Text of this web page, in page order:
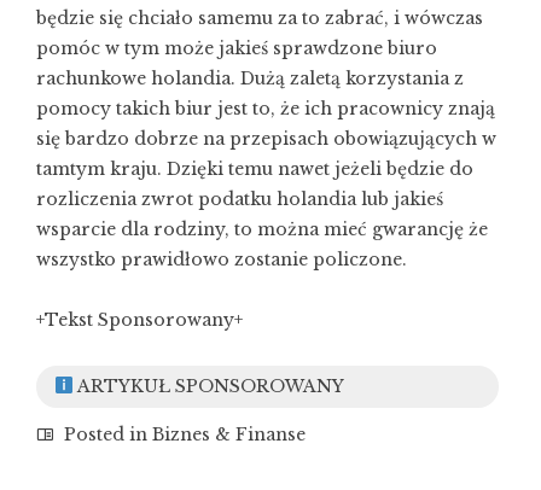
będzie się chciało samemu za to zabrać, i wówczas
pomóc w tym może jakieś sprawdzone biuro
rachunkowe holandia. Dużą zaletą korzystania z
pomocy takich biur jest to, że ich pracownicy znają
się bardzo dobrze na przepisach obowiązujących w
tamtym kraju. Dzięki temu nawet jeżeli będzie do
rozliczenia zwrot podatku holandia lub jakieś
wsparcie dla rodziny, to można mieć gwarancję że
wszystko prawidłowo zostanie policzone.
+Tekst Sponsorowany+
ARTYKUŁ SPONSOROWANY
Posted in Biznes & Finanse